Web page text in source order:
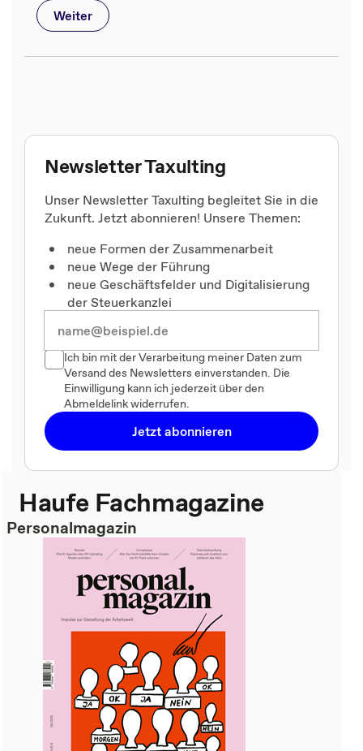
Weiter
Newsletter Taxulting
Unser Newsletter Taxulting begleitet Sie in die
Zukunft. Jetzt abonnieren! Unsere Themen:
neue Formen der Zusammenarbeit
neue Wege der Führung
neue Geschäftsfelder und Digitalisierung
der Steuerkanzlei
Ich bin mit der Verarbeitung meiner Daten zum
Versand des Newsletters einverstanden. Die
Einwilligung kann ich jederzeit über den
Abmeldelink widerrufen.
Jetzt abonnieren
Haufe Fachmagazine
Personalmagazin